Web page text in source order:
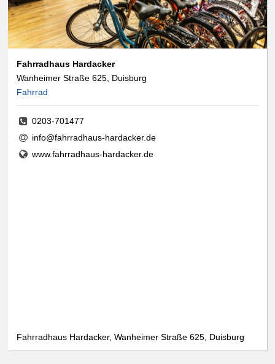
Fahrradhaus Hardacker
Wanheimer Straße 625, Duisburg
Fahrrad
0203-701477
info@fahrradhaus-hardacker.de
www.fahrradhaus-hardacker.de
Fahrradhaus Hardacker, Wanheimer Straße 625, Duisburg